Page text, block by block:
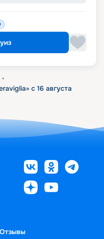
•
с 16 августа
Отзывы